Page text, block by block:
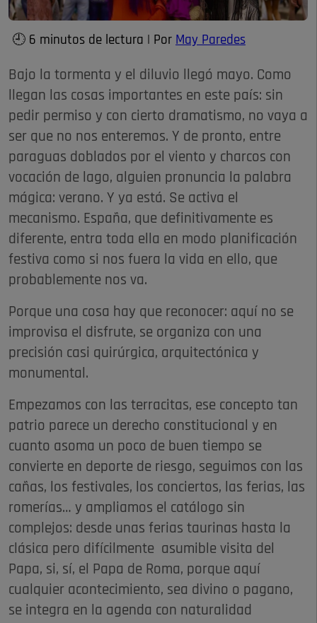
🕘 6 minutos de lectura | Por May Paredes
Bajo la tormenta y el diluvio llegó mayo. Como
llegan las cosas importantes en este país: sin
pedir permiso y con cierto dramatismo, no vaya a
ser que no nos enteremos. Y de pronto, entre
paraguas doblados por el viento y charcos con
vocación de lago, alguien pronuncia la palabra
mágica: verano. Y ya está. Se activa el
mecanismo. España, que definitivamente es
diferente, entra toda ella en modo planificación
festiva como si nos fuera la vida en ello, que
probablemente nos va.
Porque una cosa hay que reconocer: aquí no se
improvisa el disfrute, se organiza con una
precisión casi quirúrgica, arquitectónica y
monumental.
Empezamos con las terracitas, ese concepto tan
patrio parece un derecho constitucional y en
cuanto asoma un poco de buen tiempo se
convierte en deporte de riesgo, seguimos con las
cañas, los festivales, los conciertos, las ferias, las
romerías… y ampliamos el catálogo sin
complejos: desde unas ferias taurinas hasta la
clásica pero difícilmente asumible visita del
Papa, si, sí, el Papa de Roma, porque aquí
cualquier acontecimiento, sea divino o pagano,
se integra en la agenda con naturalidad